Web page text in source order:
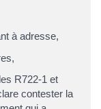
à adresse,
,
R722-1 et
contester la